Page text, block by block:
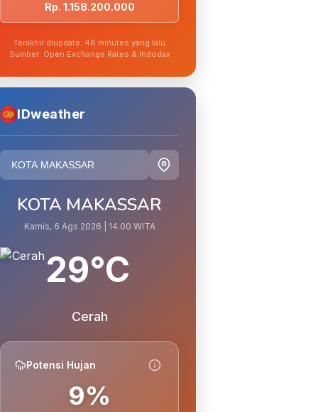
Rp. 1.158.200.000
Terakhir diupdate: 46 minutes yang lalu
Sumber: Open Exchange Rates & Indodax
IDweather
KOTA MAKASSAR
Kamis, 6 Ags 2026 | 14.00 WITA
29°C
Cerah
Potensi Hujan
9%